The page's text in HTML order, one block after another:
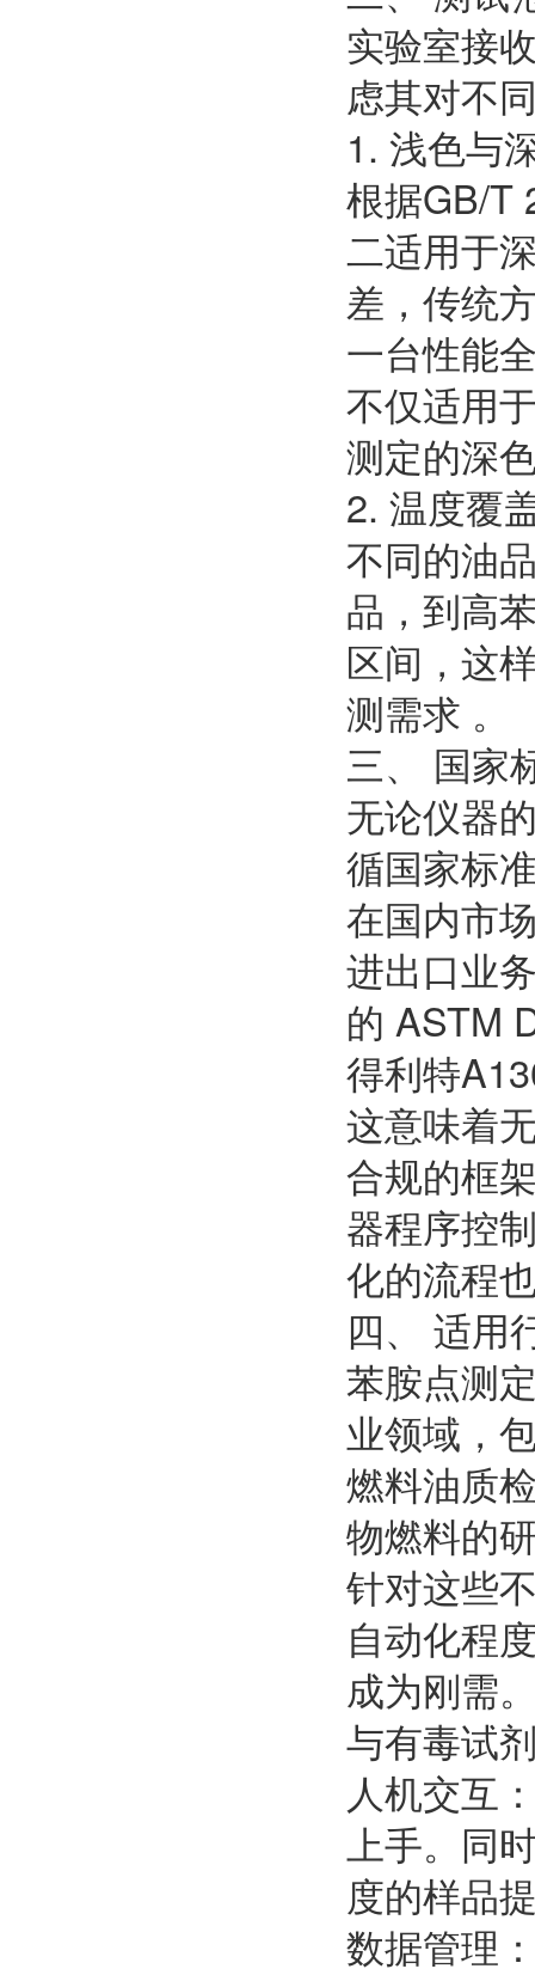
实验室接
虑其对不
1. 浅色与
根据GB/T
二适用于
差，传统
一台性能
不仅适用
测定的深
2. 温度覆
不同的油
品，到高
区间，这
测需求 。
三、 国家
无论仪器
循国家标
在国内市
进出口业
的 ASTM
得利特
这意味着
合规的框
器程序控
化的流程
四、 适用
苯胺点测
业领域，
燃料油质
物燃料的
针对这些
自动化程
成为刚需
与有毒试
人机交互
上手。同
度的样品
数据管理